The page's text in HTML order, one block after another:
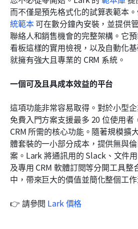
而不僅是預先格式化的試算表範本。
統範本 可在數分鐘內安裝，並提供
聯絡人和銷售機會的完整架構。它
看板這樣的實用檢視，以及自動化
就擁有強大且專業的 CRM 系統。
一個可及且具成本效益的平台
這項功能非常容易取得。對於小型
免費入門方案支援最多 20 位使用者
CRM 所需的核心功能。隨著規模擴
體套裝的一小部分成本，提供無與
案。Lark 將通訊用的 Slack、文件
及專用 CRM 軟體訂閱等分開工具整
中，帶來巨大的價值並簡化整個工作
👉 請參閱 Lark 價格